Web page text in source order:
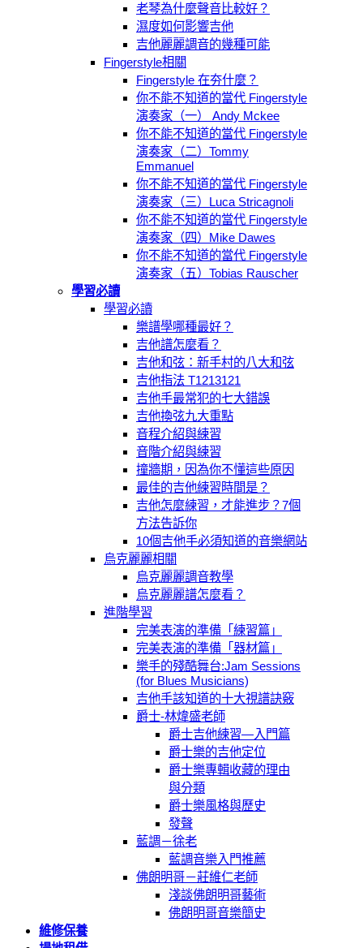
老琴為什麼聲音比較好？
濕度如何影響吉他
吉他麗麗調音的幾種可能
Fingerstyle相關
Fingerstyle 在夯什麼？
你不能不知道的當代 Fingerstyle
演奏家（一） Andy Mckee
你不能不知道的當代 Fingerstyle
演奏家（二）Tommy
Emmanuel
你不能不知道的當代 Fingerstyle
演奏家（三）Luca Stricagnoli
你不能不知道的當代 Fingerstyle
演奏家（四）Mike Dawes
你不能不知道的當代 Fingerstyle
演奏家（五）Tobias Rauscher
學習必讀
學習必讀
樂譜學哪種最好？
吉他譜怎麼看？
吉他和弦：新手村的八大和弦
吉他指法 T1213121
吉他手最常犯的七大錯誤
吉他換弦九大重點
音程介紹與練習
音階介紹與練習
撞牆期，因為你不懂這些原因
最佳的吉他練習時間是？
吉他怎麼練習，才能進步？7個
方法告訴你
10個吉他手必須知道的音樂網站
烏克麗麗相關
烏克麗麗調音教學
烏克麗麗譜怎麼看？
進階學習
完美表演的準備「練習篇」
完美表演的準備「器材篇」
樂手的殘酷舞台:Jam Sessions
(for Blues Musicians)
吉他手該知道的十大視譜訣竅
爵士-林煒盛老師
爵士吉他練習—入門篇
爵士樂的吉他定位
爵士樂專輯收藏的理由
與分類
爵士樂風格與歷史
發聲
藍調－徐老
藍調音樂入門推薦
佛朗明哥－莊維仁老師
淺談佛朗明哥藝術
佛朗明哥音樂簡史
維修保養